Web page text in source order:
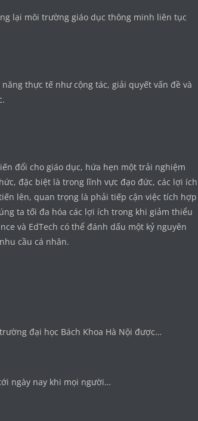
lại môi trường giáo dục thông minh liên tục
thực tế như cộng tác, giải quyết vấn đề và
đổi cho giáo dục, hứa hẹn một trải nghiệm
đặc biệt là trong lĩnh vực đạo đức, các lợi ích
lên, quan trọng là phải tiếp cận việc tích hợp
ta tối đa hóa các lợi ích trong khi giảm thiểu
và EdTech có thể đánh dấu một kỷ nguyên
cầu cá nhân.
đại học Bách Khoa Hà Nội được…
ngày nay khi mọi người…